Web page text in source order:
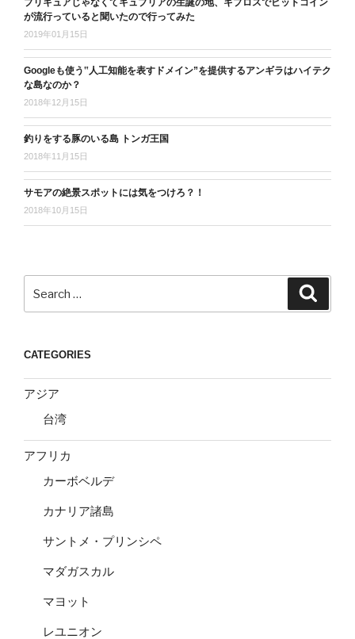
プリキュアじゃなくてキュプリアの生誕の地、キプロスでビットコイン
が流行っていると聞いたので行ってみた
2019年01月15日
Googleも使う‟人工知能を表すドメイン”を提供するアンギラはハイテク
な島なのか？
2018年12月15日
釣りをする豚のいる島 トンガ王国
2018年11月15日
サモアの絶景スポットには気をつけろ？！
2018年10月15日
CATEGORIES
アジア
台湾
アフリカ
カーボベルデ
カナリア諸島
サントメ・プリンシペ
マダガスカル
マヨット
レユニオン